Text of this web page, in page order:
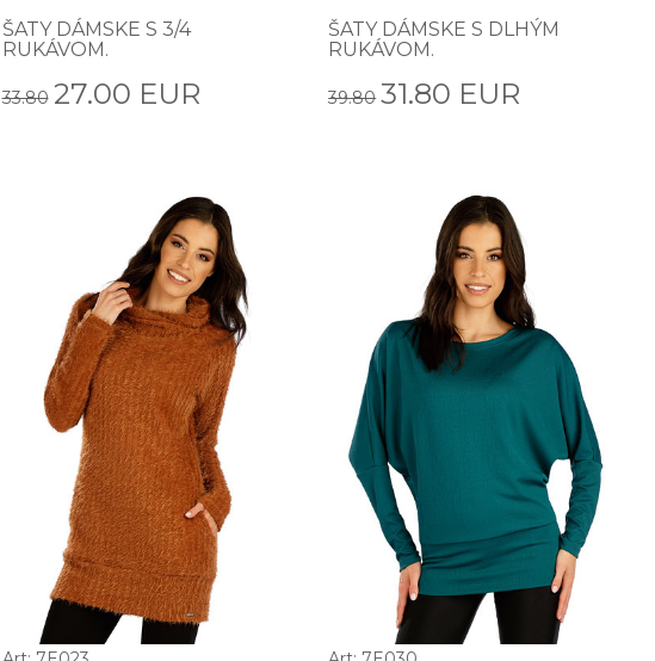
ŠATY DÁMSKE S 3/4
RUKÁVOM.
33.80 27.00 EUR
ŠATY DÁMSKE S DLHÝM
RUKÁVOM.
39.80 31.80 EUR